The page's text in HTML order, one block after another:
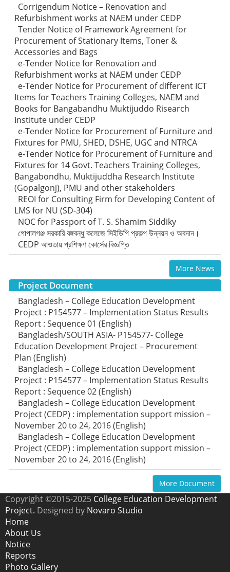
Corrigendum Notice – Renovation and
Refurbishment works at NAEM under CEDP
Tender Notice of Framework Agreement for
Procurement of Stationary Items, Toner &
Accessories and Bags
e-Tender Notice for Renovation and
Refurbishment works at NAEM under CEDP
e-Tender Notice for Procurement of different ICT
Items for Teachers Training Colleges, NAEM and
Books for Bangabandhu Muktijuddo Risearch
Institute under CEDP
e-Tender Notice for Procurement of Furniture and
Fixtures for PMU, SHED, DSHE, UGC and NTRCA
e-Tender Notice for Procurement of Furniture and
Fixtures for 14 Govt. Teachers Training Colleges,
Bangabondhu, Muktijuddha Research Institute
(Gopalgonj), PMU and other stakeholders
REOI for Consulting Firm for Developing Content of
LMS for NU (SD-304)
NOC for Passport of T. S. Shamim Siddiky
গোপালগঞ্জ সরকারি বঙ্গবন্ধু কলেজে সিইডিপি প্রকল্প উন্নয়ন ও অবদান।
CEDP আওতায় প্রশিক্ষণ কোর্সের বিজ্ঞপ্তি
More News
Project Document
Bangladesh – College Education Development
Project : P154577 – Implementation Status Results
Report : Sequence 01 (English)
Bangladesh/SOUTH ASIA- P154577- College
Education Development Project – Procurement
Plan (English)
Bangladesh – College Education Development
Project : P154577 – Implementation Status Results
Report : Sequence 02 (English)
Bangladesh – College Education Development
Project (CEDP) : implementation support mission –
November 20 to 24, 2016 (English)
Bangladesh – College Education Development
Project (CEDP) : implementation support mission –
November 20 to 24, 2016 (English)
More Document
Copyright ©2015-2025 College Education Development
Project. Designed by Novaro Studio
Home
About Us
Notice
Reports
Photo Gallery